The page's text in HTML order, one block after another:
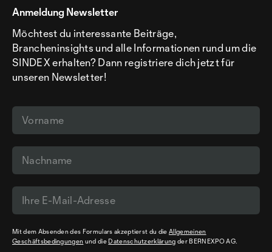
Anmeldung Newsletter
Möchtest du interessante Beiträge,
Brancheninsights und alle Informationen rund um die
SINDEX erhalten? Dann registriere dich jetzt für
unseren Newsletter!
Mit dem Absenden des Formulars akzeptierst du dieAllgemeinen
Geschäftsbedingungen und die Datenschutzerklärung der BERNEXPO AG.